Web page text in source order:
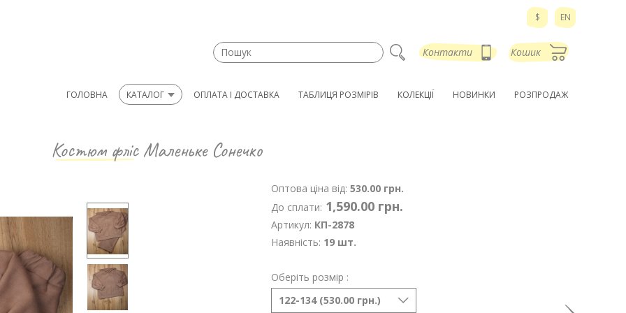
EN
$
Кошик
Контакти
ГОЛОВНА КАТАЛОГ ОПЛАТА І ДОСТАВКА ТАБЛИЦЯ РОЗМІРІВ КОЛЕКЦІЇ НОВИНКИ РОЗПРОДАЖ
Костюм фліс Маленьке Сонечко
Оптова ціна від: 530.00 грн.
До сплати: 1,590.00 грн.
Артикул: КП-2878
Наявність: 19 шт.
Оберіть розмір :
122-134 (530.00 грн.)